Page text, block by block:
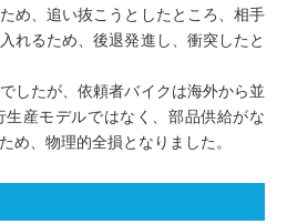
め、追い抜こうとしたところ、相手
れるため、後退発進し、衝突したと
したが、依頼者バイクは海外から並
産モデルではなく、部品供給がな
め、物理的全損となりました。